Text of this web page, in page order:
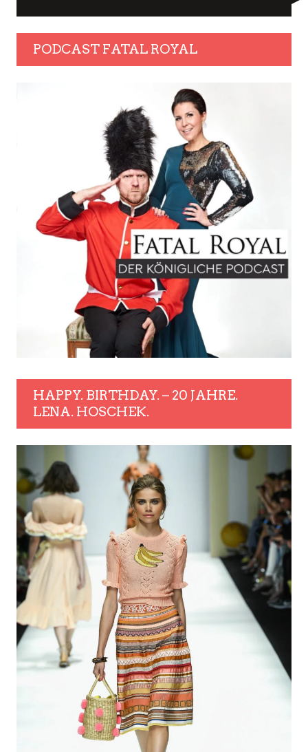
PODCAST FATAL ROYAL
HAPPY. BIRTHDAY. – 20 JAHRE.
LENA. HOSCHEK.